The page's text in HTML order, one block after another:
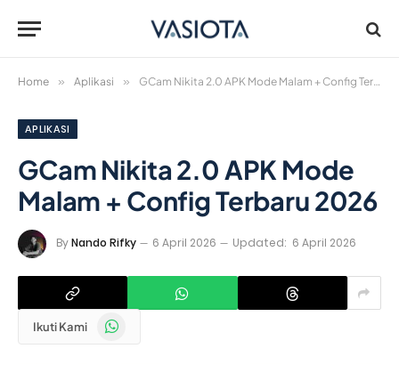
Home » Aplikasi » GCam Nikita 2.0 APK Mode Malam + Config Terbaru 2026
APLIKASI
GCam Nikita 2.0 APK Mode
Malam + Config Terbaru 2026
ByNando Rifky 6 April 2026 Updated: 6 April 2026
Ikuti Kami WhatsApp